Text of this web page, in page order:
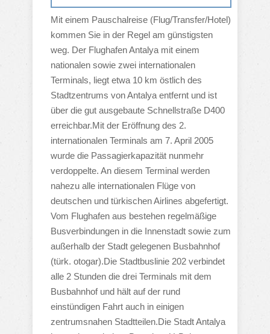
Mit einem Pauschalreise (Flug/Transfer/Hotel)
kommen Sie in der Regel am günstigsten
weg. Der Flughafen Antalya mit einem
nationalen sowie zwei internationalen
Terminals, liegt etwa 10 km östlich des
Stadtzentrums von Antalya entfernt und ist
über die gut ausgebaute Schnellstraße D400
erreichbar.Mit der Eröffnung des 2.
internationalen Terminals am 7. April 2005
wurde die Passagierkapazität nunmehr
verdoppelte. An diesem Terminal werden
nahezu alle internationalen Flüge von
deutschen und türkischen Airlines abgefertigt.
Vom Flughafen aus bestehen regelmäßige
Busverbindungen in die Innenstadt sowie zum
außerhalb der Stadt gelegenen Busbahnhof
(türk. otogar).Die Stadtbuslinie 202 verbindet
alle 2 Stunden die drei Terminals mit dem
Busbahnhof und hält auf der rund
einstündigen Fahrt auch in einigen
zentrumsnahen Stadtteilen.Die Stadt Antalya